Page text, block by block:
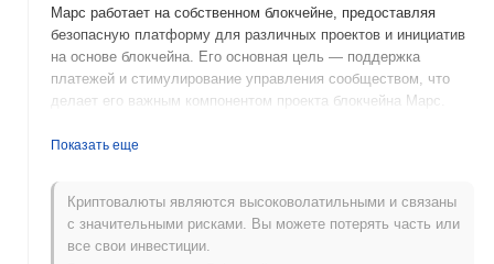
Марс работает на собственном блокчейне, предоставляя
безопасную платформу для различных проектов и инициатив
на основе блокчейна. Его основная цель — поддержка
платежей и стимулирование управления сообществом, что
делает его важным компонентом проекта блокчейна Марс.
Когда и как начался Марс?
командой, сосредоточенной на разработке
децентрализованной цифровой валюты, направленной на
упрощение транзакций в экосистеме Марс. Изначально он
Показать еще
Криптовалюты являются высоковолатильными и связаны
с значительными рисками. Вы можете потерять часть или
все свои инвестиции.